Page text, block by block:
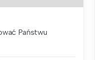
Państwu